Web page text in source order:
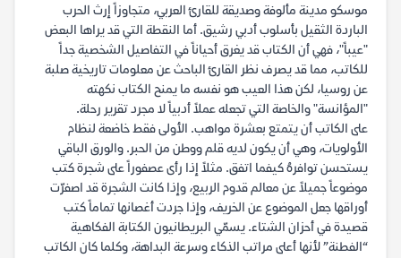
موسكو مدينة مألوفة وصديقة للقارئ العربي، متجاوزاً إرث الحرب
الباردة الثقيل بأسلوب أدبي رشيق. أما النقطة التي قد يراها البعض
"عيباً"، فهي أن الكتاب قد يغرق أحياناً في التفاصيل الشخصية جداً
للكاتب، مما قد يصرف نظر القارئ الباحث عن معلومات تاريخية صلبة
عن روسيا، لكن هذا العيب هو نفسه ما يمنح الكتاب نكهته
"المؤانسة" والخاصة التي تجعله عملاً أدبياً لا مجرد تقرير رحلة.
على الكاتب أن يتمتع بعشرة مواهب. الأولى فقط خاضعة لنظام
الأولويات، وهي أن يكون لديه قلم ووطن من الحبر. والورق الباقي
يستحسن توافرهُ كيفما اتفق. مثلاً إذا رأى عصفوراً على شجرة كتب
موضوعاً جميلاً عن معالم قدوم الربيع، وإذا كانت الشجرة قد اصفرّت
أوراقها جعل الموضوع عن الخريف، وإذا جردت أغصانها تماماً كتب
قصيدة في أحزان الشتاء. يسمّي البريطانيون الكتابة الفكاهية
“الفطنة” لأنها أعلى مراتب الذكاء وسرعة البداهة، وكلما كان الكاتب